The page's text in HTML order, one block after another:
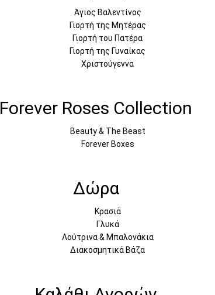
Άγιος Βαλεντίνος
Γιορτή της Μητέρας
Γιορτή του Πατέρα
Γιορτή της Γυναίκας
Χριστούγεννα
Forever Roses Collection
Beauty & The Beast
Forever Boxes
Δώρα
Κρασιά
Γλυκά
Λούτρινα & Μπαλονάκια
Διακοσμητικά Βάζα